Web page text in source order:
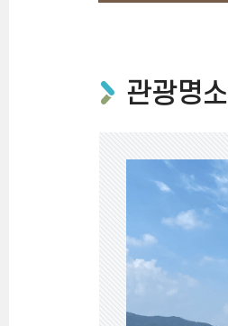
관광명소